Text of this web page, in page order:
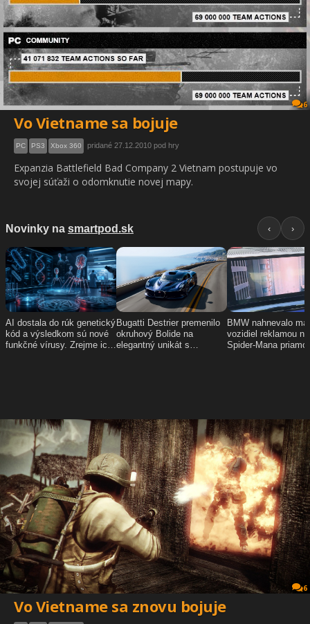
6
Vo Vietname sa bojuje
PC PS3 Xbox 360 pridané 27.12.2010 pod hry
Expanzia Battlefield Bad Company 2 Vietnam postupuje vo
svojej súťaži o odomknutie novej mapy.
6
Vo Vietname sa znovu bojuje